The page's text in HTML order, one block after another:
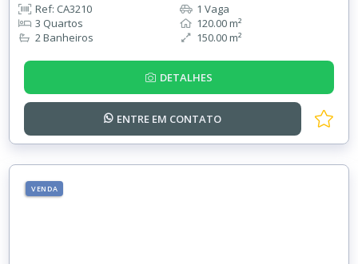
Ref: CA3210
3 Quartos
2 Banheiros
1 Vaga
120.00 m²
150.00 m²
DETALHES
ENTRE EM CONTATO
VENDA